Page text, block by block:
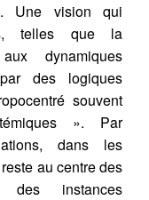
Une vision qui
telles que la
dynamiques
des logiques
souvent
». Par
dans les
au centre des
instances